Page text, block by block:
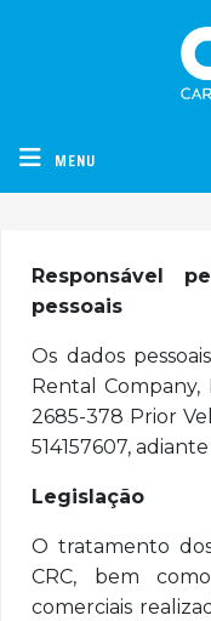
CRC - Car
MENU
Responsável
pessoais
Os dados
Rental Company,
2685-378 Prior
514157607,
Legislação
O tratamento
CRC, bem
comerciais